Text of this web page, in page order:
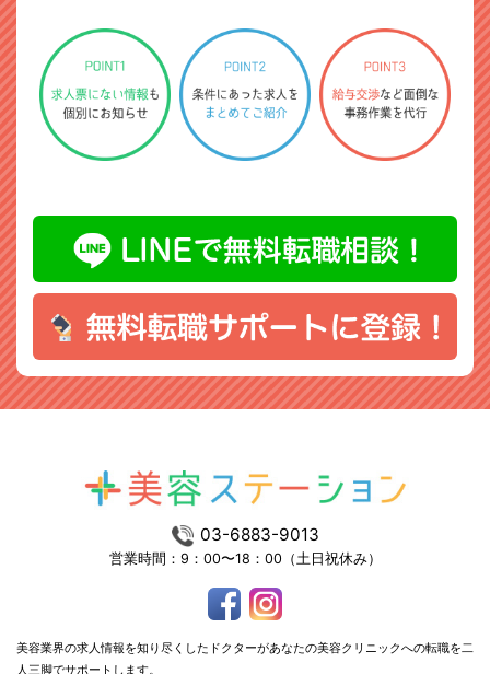
03-6883-9013
営業時間：9：00〜18：00（土日祝休み）
美容業界の求人情報を知り尽くしたドクターがあなたの美容クリニックへの転職を二
人三脚でサポートします。